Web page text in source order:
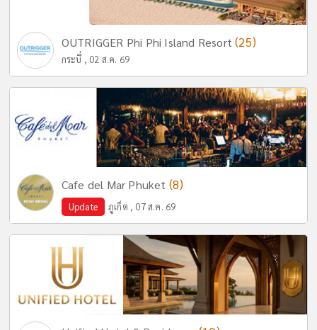
OUTRIGGER Phi Phi Island Resort(25)
กระบี่ , 02 ส.ค. 69
Cafe del Mar Phuket (8)
Update ภูเก็ต , 07 ส.ค. 69